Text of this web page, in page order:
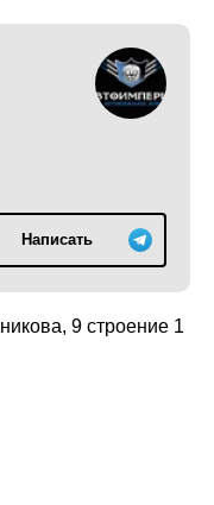
Написать
9 строение 1